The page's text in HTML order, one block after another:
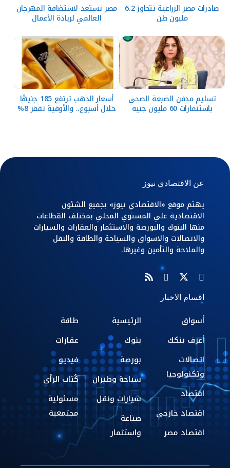
صادرات مصر الزراعية تتجاوز 6.2
مليون طن
مصر تستعد لاستضافة المهرجان
العالمي لريادة الأعمال
تسليم مدفن الضبعة الصحي
باستثمارات 60 مليون جنيه
أسعار الذهب ترتفع 185 جنيهًا
خلال أسبوع.. والأوقية تقفز 8%
عن الاقتصادي نيوز
يهتم موقع «الاقتصادي نيوز» بجميع الشئون
الاقتصادية علي المستوي المحلي بمختلف القطاعات
منها البنوك والبورصة والاستثمار والعقارات والسيارات
والاتصالات والاسواق والسياحة والطاقة والنقل
والملاحة والتأمين وغيرها.
اقسام الاخبار
أسواق
أعرف بنكك
اتصالات
وتكنولوجيا
اقتصاد
اقتصاد خارجي
اقتصاد مصر
الرئيسية
بنوك
بورصة
سياحة وطيران
سيارات ونقل
صناعة
واستثمار
طاقة
عقارات
فيديو
كُتاب الرأي
مسئولية
مجتمعية